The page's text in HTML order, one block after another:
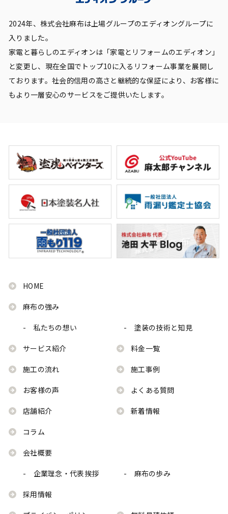
2024年、株式会社麻布は上場グループのエディオングループに
入りました。
家電と暮らしのエディオンは「家電とリフォームのエディオン」
と変更し、現在全国でトップ10に入るリフォーム事業を展開し
ております。社会的信用の高さと継続的な保証により、お客様に
もより一層安心のサービスをご提供いたします。
HOME
麻布の強み
- 私たちの想い - 塗装の技術と知見
サービス紹介 料金一覧
施工の流れ 施工事例
お客様の声 よくある質問
店舗紹介 新着情報
コラム
会社概要
- 企業理念・代表挨拶 - 麻布の歩み
採用情報